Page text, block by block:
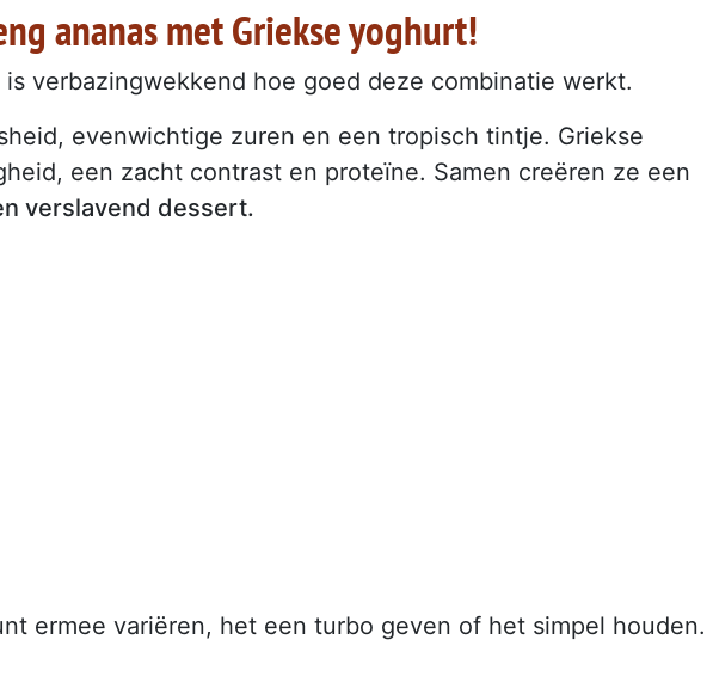
ananas met Griekse yoghurt!
verbazingwekkend hoe goed deze combinatie werkt.
evenwichtige zuren en een tropisch tintje. Griekse
een zacht contrast en proteïne. Samen creëren ze een
verslavend dessert.
ermee variëren, het een turbo geven of het simpel houden.